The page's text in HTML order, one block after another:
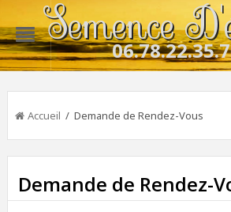
Semence
Accueil / Demande de Rendez-Vous
Demande de Rendez-